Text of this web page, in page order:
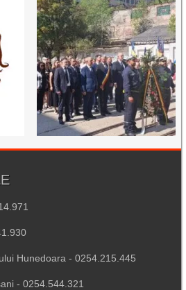
Hunedoara - 0254.215.445
- 0254.544.321